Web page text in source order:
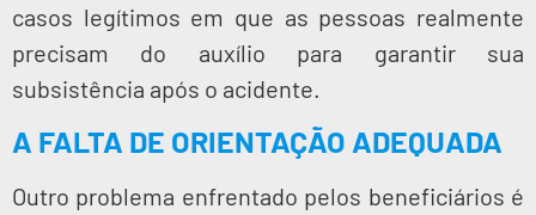
casos legítimos em que as pessoas realmente
precisam do auxílio para garantir sua
subsistência após o acidente.
A FALTA DE ORIENTAÇÃO ADEQUADA
Outro problema enfrentado pelos beneficiários é